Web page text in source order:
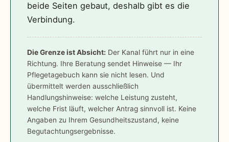
beide Seiten gebaut, deshalb gibt es die
Verbindung.
Die Grenze ist Absicht: Der Kanal führt nur in eine
Richtung. Ihre Beratung sendet Hinweise — Ihr
Pflegetagebuch kann sie nicht lesen. Und
übermittelt werden ausschließlich
Handlungshinweise: welche Leistung zusteht,
welche Frist läuft, welcher Antrag sinnvoll ist. Keine
Angaben zu Ihrem Gesundheitszustand, keine
Begutachtungsergebnisse.